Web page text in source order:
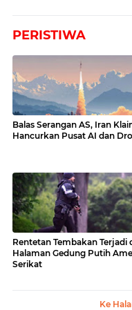
PERISTIWA
Balas Serangan AS, Iran
Hancurkan Pusat AI dan
Rentetan Tembakan Terjadi
Halaman Gedung Putih
Serikat
Ke